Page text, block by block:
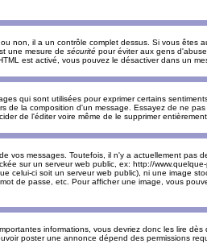
non, il a un contrôle complet dessus. Si vous êtes
une mesure de sécurité pour éviter aux gens
est activé, vous pouvez le désactiver dans un
qui sont utilisées pour exprimer certains
de la composition d'un message. Essayez de ne
de l'éditer voire même de le supprimer entièrement.
vos messages. Toutefois, il n'y a actuellement pas
sur un serveur web public, ex: http://
celui-ci soit un serveur web public), ni une image
de passe, etc. Pour afficher une image, vous
informations, vous devriez donc les lire
poster une annonce dépend des permissions